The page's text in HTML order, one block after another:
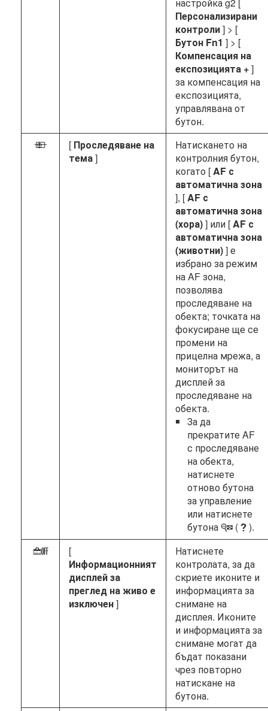
Персонализирани
контроли] > [
Бутон Fn1 ] > [
Компенсация на
експозицията +]
за компенсация на
експозицията,
управлявана от
бутон.
n [ Проследяване на
тема]
Натискането на
контролния бутон,
когато [AF с
автоматична зона
], [AF с
автоматична зона
(хора)] или [AF с
автоматична зона
(животни)] е
избрано за режим
на AF зона,
позволява
проследяване на
обекта; точката на
фокусиране ще се
промени на
прицелна мрежа, а
мониторът на
дисплей за
проследяване на
обекта.
За да
прекратите AF
с проследяване
на обекта,
натиснете
отново бутона
за управление
или натиснете
бутона W ( Q ).
b
[
Информационният
дисплей за
преглед на живо е
изключен]
Натиснете
контролата, за да
скриете иконите и
информацията за
снимане на
дисплея. Иконите
и информацията за
снимане могат да
бъдат показани
чрез повторно
натискане на
бутона.